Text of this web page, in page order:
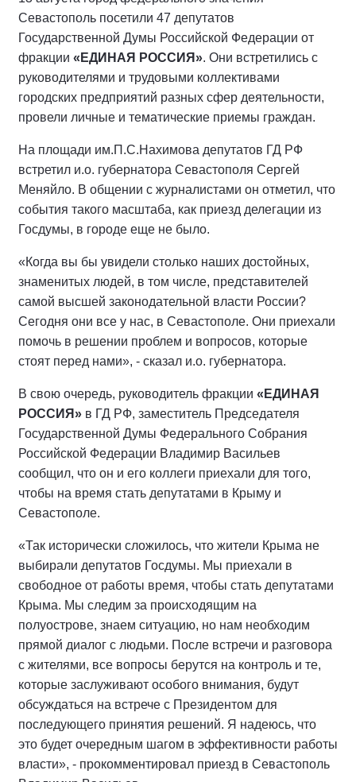
Севастополь посетили 47 депутатов
Государственной Думы Российской Федерации от
фракции «ЕДИНАЯ РОССИЯ». Они встретились с
руководителями и трудовыми коллективами
городских предприятий разных сфер деятельности,
провели личные и тематические приемы граждан.
На площади им.П.С.Нахимова депутатов ГД РФ
встретил и.о. губернатора Севастополя Сергей
Меняйло. В общении с журналистами он отметил, что
события такого масштаба, как приезд делегации из
Госдумы, в городе еще не было.
«Когда вы бы увидели столько наших достойных,
знаменитых людей, в том числе, представителей
самой высшей законодательной власти России?
Сегодня они все у нас, в Севастополе. Они приехали
помочь в решении проблем и вопросов, которые
стоят перед нами», - сказал и.о. губернатора.
В свою очередь, руководитель фракции «ЕДИНАЯ
РОССИЯ» в ГД РФ, заместитель Председателя
Государственной Думы Федерального Собрания
Российской Федерации Владимир Васильев
сообщил, что он и его коллеги приехали для того,
чтобы на время стать депутатами в Крыму и
Севастополе.
«Так исторически сложилось, что жители Крыма не
выбирали депутатов Госдумы. Мы приехали в
свободное от работы время, чтобы стать депутатами
Крыма. Мы следим за происходящим на
полуострове, знаем ситуацию, но нам необходим
прямой диалог с людьми. После встречи и разговора
с жителями, все вопросы берутся на контроль и те,
которые заслуживают особого внимания, будут
обсуждаться на встрече с Президентом для
последующего принятия решений. Я надеюсь, что
это будет очередным шагом в эффективности работы
власти», - прокомментировал приезд в Севастополь